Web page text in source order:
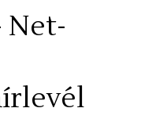
Net-